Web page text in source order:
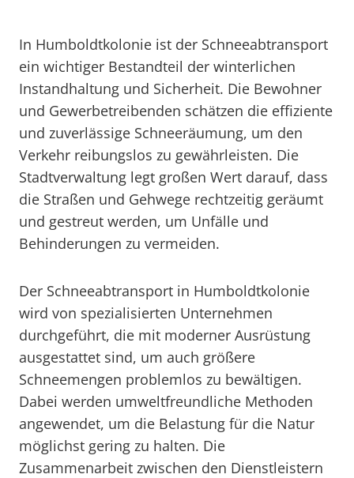
In Humboldtkolonie ist der Schneeabtransport
ein wichtiger Bestandteil der winterlichen
Instandhaltung und Sicherheit. Die Bewohner
und Gewerbetreibenden schätzen die effiziente
und zuverlässige Schneeräumung, um den
Verkehr reibungslos zu gewährleisten. Die
Stadtverwaltung legt großen Wert darauf, dass
die Straßen und Gehwege rechtzeitig geräumt
und gestreut werden, um Unfälle und
Behinderungen zu vermeiden.
Der Schneeabtransport in Humboldtkolonie
wird von spezialisierten Unternehmen
durchgeführt, die mit moderner Ausrüstung
ausgestattet sind, um auch größere
Schneemengen problemlos zu bewältigen.
Dabei werden umweltfreundliche Methoden
angewendet, um die Belastung für die Natur
möglichst gering zu halten. Die
Zusammenarbeit zwischen den Dienstleistern